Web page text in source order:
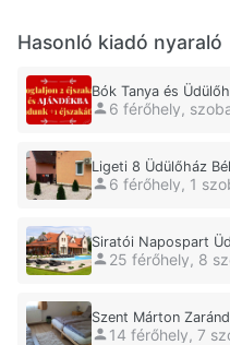
Hasonló kiadó nyaraló
Bók Tanya és
6 férőhely,
Ligeti 8 Üdülőház
6 férőhely, 1
Siratói Napospart
25 férőhely, 8
Szent Márton
14 férőhely, 7